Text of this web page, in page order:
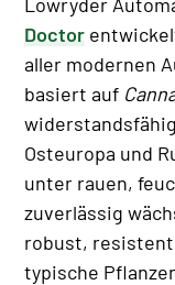
Doctor
aller modernen
basiert auf
Osteuropa und
unter rauen,
zuverlässig
robust, resistent
typische